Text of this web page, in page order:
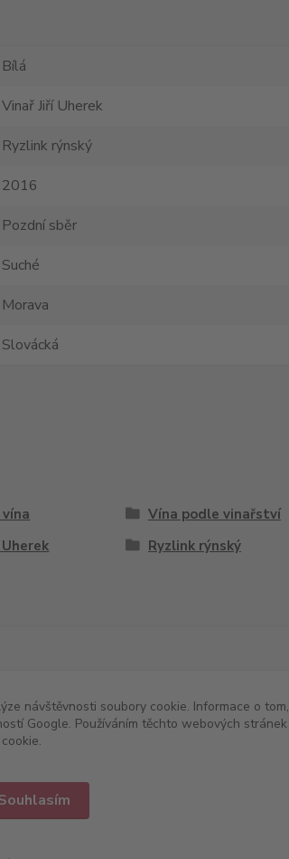
Bílá
Vinař Jiří Uherek
Ryzlink rýnský
2016
Pozdní sběr
Suché
Morava
Slovácká
vína Vína podle vinařství
Ryzlink rýnský
návštěvnosti soubory cookie. Informace o tom,
Google. Používáním těchto webových stránek